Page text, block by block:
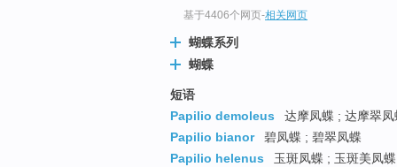
基于4406个网页-相关网页
蝴蝶系列
蝴蝶
短语
Papilio demoleus
达摩凤蝶 ; 达摩翠凤
Papilio bianor
碧凤蝶 ; 碧翠凤蝶
Papilio helenus
玉斑凤蝶 ; 玉斑美凤蝶